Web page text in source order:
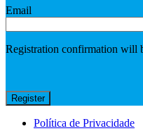
Email
Registration confirmation will
Política de Privacidade